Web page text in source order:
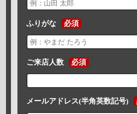
ふりがな 必須
ご来店人数 必須
メールアドレス(半角英数記号)